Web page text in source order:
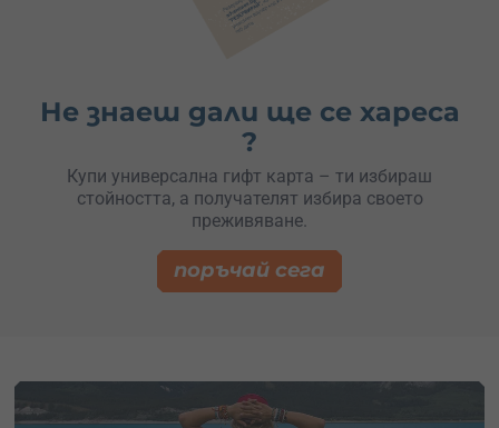
Не знаеш дали ще се хареса
?
Купи универсална гифт карта – ти избираш
стойността, а получателят избира своето
преживяване.
поръчай сега